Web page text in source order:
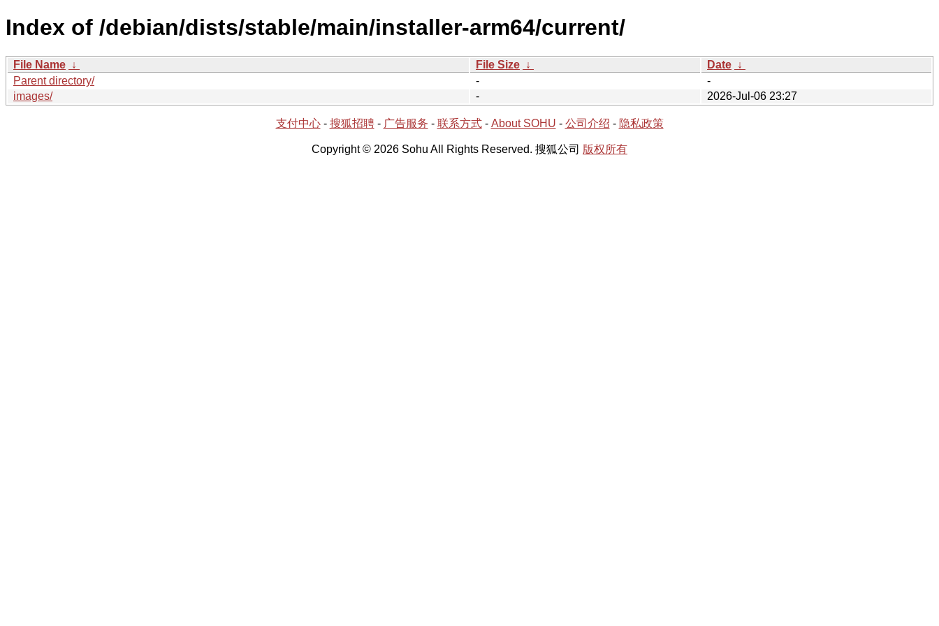
Index of /debian/dists/stable/main/installer-arm64/current/
File Name ↓ File Size ↓ Date ↓
Parent directory/
-
-
images/
- 2026-Jul-06 23:27
支付中心- 搜狐招聘- 广告服务 - 联系方式- About SOHU - 公司介绍 - 隐私政策
Copyright © 2026 Sohu All Rights Reserved. 搜狐公司 版权所有